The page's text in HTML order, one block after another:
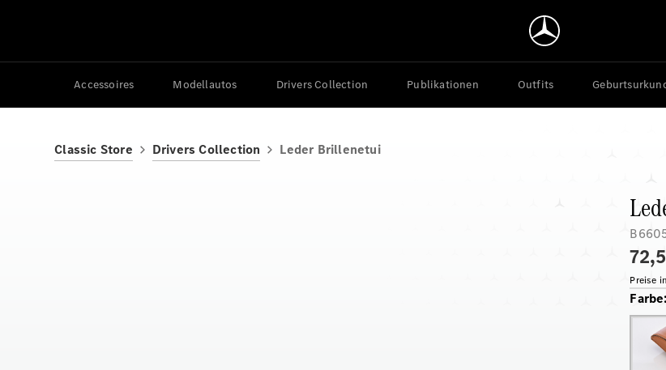
Accessoires Modellautos Drivers Collection Publikationen Outfits
Classic Store Drivers Collection Leder Brillenetui
Preise
Farbe: